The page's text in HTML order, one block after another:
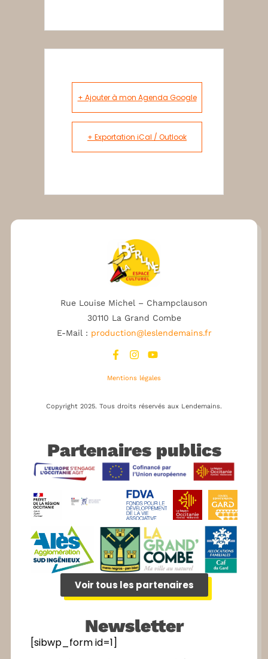
+ Ajouter à mon Agenda Google
+ Exportation iCal / Outlook
Rue Louise Michel – Champclauson
30110 La Grand Combe
E-Mail : production@leslendemains.fr
Mentions légales
Copyright 2025. Tous droits réservés aux Lendemains.
Partenaires publics
Voir tous les partenaires
Newsletter
[sibwp_form id=1]